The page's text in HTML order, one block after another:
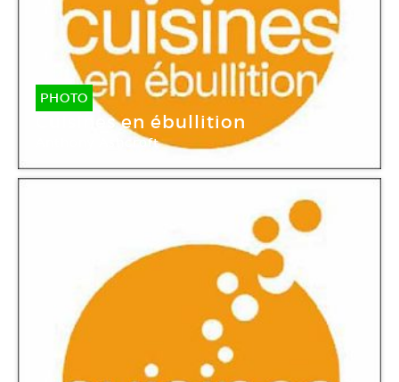
PHOTO
Cuisines en ébullition
Anthony Ashcroft